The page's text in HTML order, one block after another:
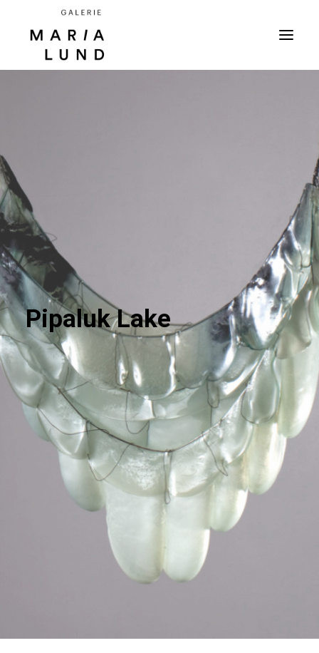
Pipaluk Lake